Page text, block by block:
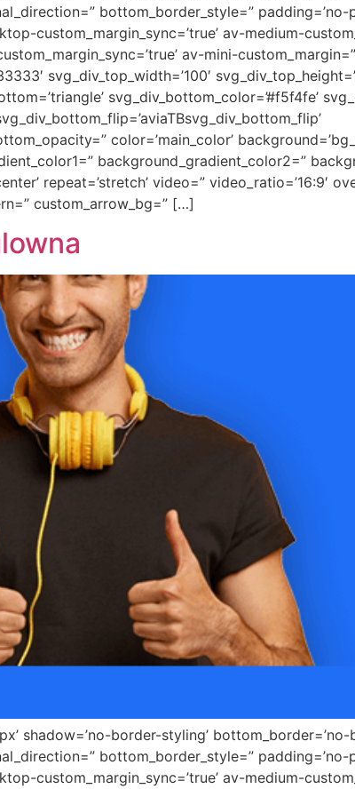
bottom_border_style=” padding=’no-
custom_margin_sync=’true’ av-medium-
av-mini-
svg_div_top_width=’100′
svg_div_bottom_color=’#f5f4fe’
color=’main_color’
background_gradient_color2=”
repeat=’stretch’ video=” video_ratio=’16:9′
custom_arrow_bg=” […]
shadow=’no-border-styling’
bottom_border_style=” padding=’no-
custom_margin_sync=’true’ av-medium-